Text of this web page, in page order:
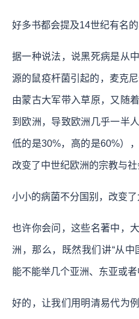
好多书都会提及14世纪有名的
据一种说法，说黑死病是从
源的鼠疫杆菌引起的，麦克
由蒙古大军带入草原，又随
到欧洲，导致欧洲几乎一半
低的是30%，高的是60%）
改变了中世纪欧洲的宗教与社
小小的病菌不分国别，改变了
也许你会问，这些名著中，
洲，那么，既然我们讲“从
能不能举几个亚洲、东亚或者
好的，让我们用明清易代为